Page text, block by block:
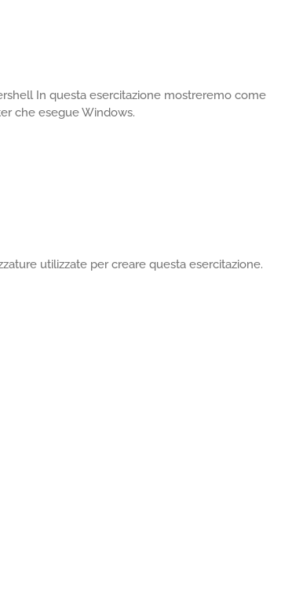
In questa esercitazione mostreremo come
che esegue Windows.
utilizzate per creare questa esercitazione.